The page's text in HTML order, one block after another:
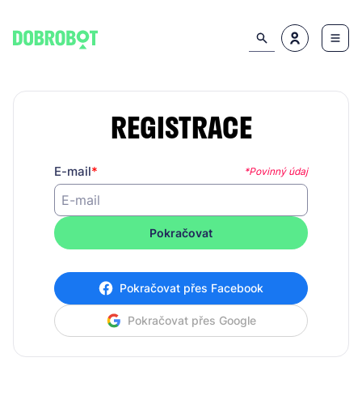
REGISTRACE
E-mail *Povinný údaj
Pokračovat
Pokračovat přes Facebook
Pokračovat přes Google